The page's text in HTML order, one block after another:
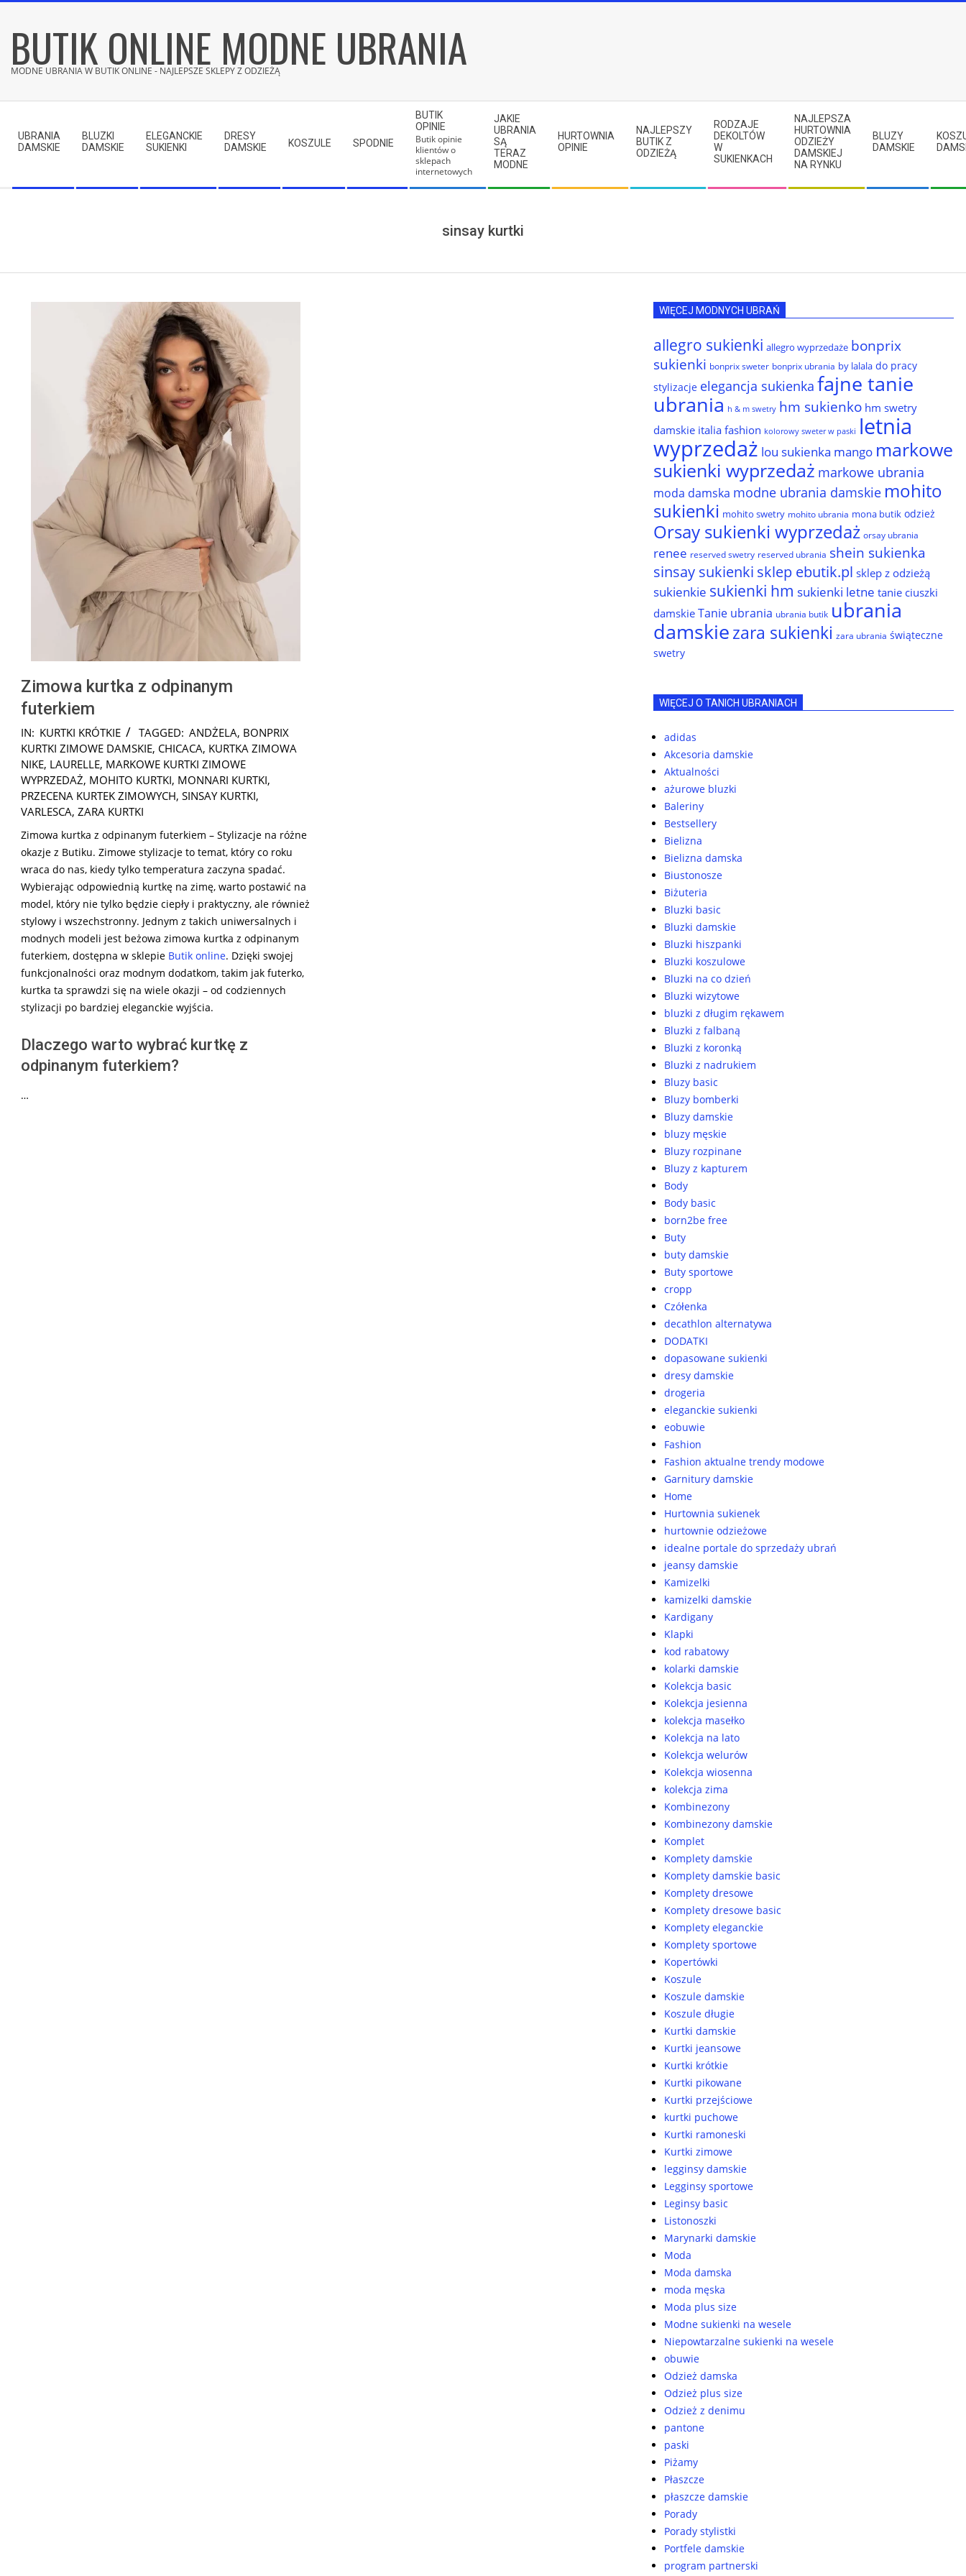
contentBUTIK ONLINE MODNE UBRANIA
MODNE UBRANIA W BUTIK ONLINE - NAJLEPSZE SKLEPY Z ODZIEŻĄ
Menu
UBRANIA
DAMSKIE
BLUZKI
DAMSKIE
ELEGANCKIE
SUKIENKI
DRESY
DAMSKIE
KOSZULE SPODNIE
BUTIK
OPINIE
Butik opinie
klientów o
sklepach
internetowych
JAKIE
UBRANIA
SĄ
TERAZ
MODNE
HURTOWNIA
OPINIE
NAJLEPSZY
BUTIK Z
ODZIEŻĄ
RODZAJE
DEKOLTÓW
W
SUKIENKACH
NAJLEPSZA
HURTOWNIA
ODZIEŻY
DAMSKIEJ
NA RYNKU
BLUZY
DAMSKIE
sinsay kurtki
Zimowa kurtka z odpinanym
futerkiem
2025-
12-
02
IN: KURTKI KRÓTKIE TAGGED: ANDŻELA, BONPRIX
KURTKI ZIMOWE DAMSKIE, CHICACA, KURTKA ZIMOWA
NIKE, LAURELLE, MARKOWE KURTKI ZIMOWE
WYPRZEDAŻ, MOHITO KURTKI, MONNARI KURTKI,
PRZECENA KURTEK ZIMOWYCH, SINSAY KURTKI,
VARLESCA, ZARA KURTKI
Zimowa kurtka z odpinanym futerkiem – Stylizacje na różne
okazje z Butiku. Zimowe stylizacje to temat, który co roku
wraca do nas, kiedy tylko temperatura zaczyna spadać.
Wybierając odpowiednią kurtkę na zimę, warto postawić na
model, który nie tylko będzie ciepły i praktyczny, ale również
stylowy i wszechstronny. Jednym z takich uniwersalnych i
modnych modeli jest beżowa zimowa kurtka z odpinanym
futerkiem, dostępna w sklepie Butik online. Dzięki swojej
funkcjonalności oraz modnym dodatkom, takim jak futerko,
kurtka ta sprawdzi się na wiele okazji – od codziennych
stylizacji po bardziej eleganckie wyjścia.
Dlaczego warto wybrać kurtkę z
odpinanym futerkiem?
…
WIĘCEJ MODNYCH UBRAŃ
allegro sukienki allegro wyprzedaże bonprix
sukienki bonprix sweter bonprix ubrania by lalala do pracy
stylizacje elegancja sukienka fajne tanie
ubrania h & m swetry hm sukienko hm swetry
damskie italia fashion kolorowy sweter w paski letnia
wyprzedaż lou sukienka mango markowe
sukienki wyprzedaż markowe ubrania
moda damska modne ubrania damskie mohito
sukienki mohito swetry mohito ubrania mona butik odzież
Orsay sukienki wyprzedaż orsay ubrania
renee reserved swetry reserved ubrania shein sukienka
sinsay sukienki sklep ebutik.pl sklep z odzieżą
sukienkie sukienki hm sukienki letne tanie ciuszki
damskie Tanie ubrania ubrania butik ubrania
damskiezara sukienki zara ubrania świąteczne
swetry
WIĘCEJ O TANICH UBRANIACH
adidas
Akcesoria damskie
Aktualności
ażurowe bluzki
Baleriny
Bestsellery
Bielizna
Bielizna damska
Biustonosze
Biżuteria
Bluzki basic
Bluzki damskie
Bluzki hiszpanki
Bluzki koszulowe
Bluzki na co dzień
Bluzki wizytowe
bluzki z długim rękawem
Bluzki z falbaną
Bluzki z koronką
Bluzki z nadrukiem
Bluzy basic
Bluzy bomberki
Bluzy damskie
bluzy męskie
Bluzy rozpinane
Bluzy z kapturem
Body
Body basic
born2be free
Buty
buty damskie
Buty sportowe
cropp
Czółenka
decathlon alternatywa
DODATKI
dopasowane sukienki
dresy damskie
drogeria
eleganckie sukienki
eobuwie
Fashion
Fashion aktualne trendy modowe
Garnitury damskie
Home
Hurtownia sukienek
hurtownie odzieżowe
idealne portale do sprzedaży ubrań
jeansy damskie
Kamizelki
kamizelki damskie
Kardigany
Klapki
kod rabatowy
kolarki damskie
Kolekcja basic
Kolekcja jesienna
kolekcja masełko
Kolekcja na lato
Kolekcja welurów
Kolekcja wiosenna
kolekcja zima
Kombinezony
Kombinezony damskie
Komplet
Komplety damskie
Komplety damskie basic
Komplety dresowe
Komplety dresowe basic
Komplety eleganckie
Komplety sportowe
Kopertówki
Koszule
Koszule damskie
Koszule długie
Kurtki damskie
Kurtki jeansowe
Kurtki krótkie
Kurtki pikowane
Kurtki przejściowe
kurtki puchowe
Kurtki ramoneski
Kurtki zimowe
legginsy damskie
Legginsy sportowe
Leginsy basic
Listonoszki
Marynarki damskie
Moda
Moda damska
moda męska
Moda plus size
Modne sukienki na wesele
Niepowtarzalne sukienki na wesele
obuwie
Odzież damska
Odzież plus size
Odzież z denimu
pantone
paski
Piżamy
Płaszcze
płaszcze damskie
Porady
Porady stylistki
Portfele damskie
program partnerski